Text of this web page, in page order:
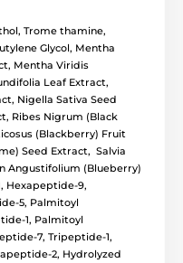
Trome thamine,
Glycol, Mentha
Mentha Viridis
Leaf Extract,
Nigella Sativa Seed
Ribes Nigrum (Black
(Blackberry) Fruit
Seed Extract, Salvia
Angustifolium (Blueberry)
Hexapeptide-9,
5, Palmitoyl
1, Palmitoyl
7, Tripeptide-1,
2, Hydrolyzed